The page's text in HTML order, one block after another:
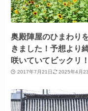
奥殿陣屋のひまわり
きました！予想より
咲いていてビックリ
2017年7月21日 2025年4月